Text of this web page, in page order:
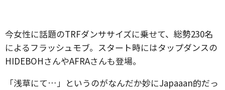
今女性に話題のTRFダンササイズに乗せて、総勢230名
によるフラッシュモブ。スタート時にはタップダンスの
HIDEBOHさんやAFRAさんも登場。
「浅草にて…」というのがなんだか妙にJapaaan的だっ